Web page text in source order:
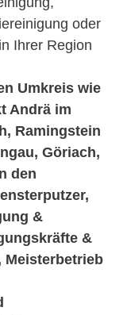
oder
Ihrer Region
Umkreis wie
Andrä im
Ramingstein
Göriach,
den
&
&
Meisterbetrieb